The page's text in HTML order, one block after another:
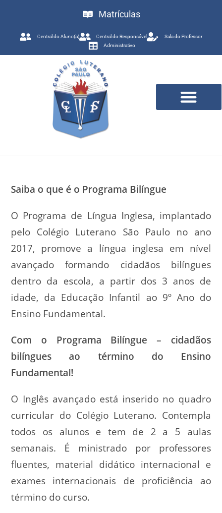
Matrículas
Central do Aluno(a) Central do Responsável
Sala do Professor
Administrativo
Saiba o que é o Programa Bilíngue
O Programa de Língua Inglesa, implantado
pelo Colégio Luterano São Paulo no ano
2017, promove a língua inglesa em nível
avançado formando cidadãos bilíngues
dentro da escola, a partir dos 3 anos de
idade, da Educação Infantil ao 9º Ano do
Ensino Fundamental.
Com o Programa Bilíngue – cidadãos
bilíngues ao término do Ensino
Fundamental!
O Inglês avançado está inserido no quadro
curricular do Colégio Luterano. Contempla
todos os alunos e tem de 2 a 5 aulas
semanais. É ministrado por professores
fluentes, material didático internacional e
exames internacionais de proficiência ao
término do curso.